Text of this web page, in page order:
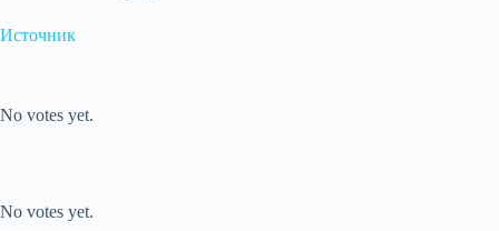
Источник
No votes yet.
No votes yet.